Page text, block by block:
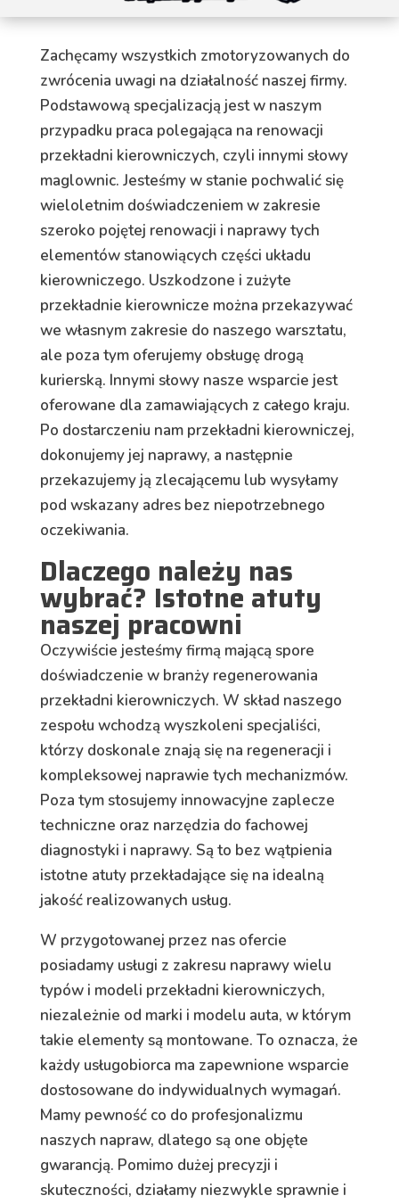
Zachęcamy wszystkich zmotoryzowanych do
zwrócenia uwagi na działalność naszej firmy.
Podstawową specjalizacją jest w naszym
przypadku praca polegająca na renowacji
przekładni kierowniczych, czyli innymi słowy
maglownic. Jesteśmy w stanie pochwalić się
wieloletnim doświadczeniem w zakresie
szeroko pojętej renowacji i naprawy tych
elementów stanowiących części układu
kierowniczego. Uszkodzone i zużyte
przekładnie kierownicze można przekazywać
we własnym zakresie do naszego warsztatu,
ale poza tym oferujemy obsługę drogą
kurierską. Innymi słowy nasze wsparcie jest
oferowane dla zamawiających z całego kraju.
Po dostarczeniu nam przekładni kierowniczej,
dokonujemy jej naprawy, a następnie
przekazujemy ją zlecającemu lub wysyłamy
pod wskazany adres bez niepotrzebnego
oczekiwania.
Dlaczego należy nas
wybrać? Istotne atuty
naszej pracowni
Oczywiście jesteśmy firmą mającą spore
doświadczenie w branży regenerowania
przekładni kierowniczych. W skład naszego
zespołu wchodzą wyszkoleni specjaliści,
którzy doskonale znają się na regeneracji i
kompleksowej naprawie tych mechanizmów.
Poza tym stosujemy innowacyjne zaplecze
techniczne oraz narzędzia do fachowej
diagnostyki i naprawy. Są to bez wątpienia
istotne atuty przekładające się na idealną
jakość realizowanych usług.
W przygotowanej przez nas ofercie
posiadamy usługi z zakresu naprawy wielu
typów i modeli przekładni kierowniczych,
niezależnie od marki i modelu auta, w którym
takie elementy są montowane. To oznacza, że
każdy usługobiorca ma zapewnione wsparcie
dostosowane do indywidualnych wymagań.
Mamy pewność co do profesjonalizmu
naszych napraw, dlatego są one objęte
gwarancją. Pomimo dużej precyzji i
skuteczności, działamy niezwykle sprawnie i